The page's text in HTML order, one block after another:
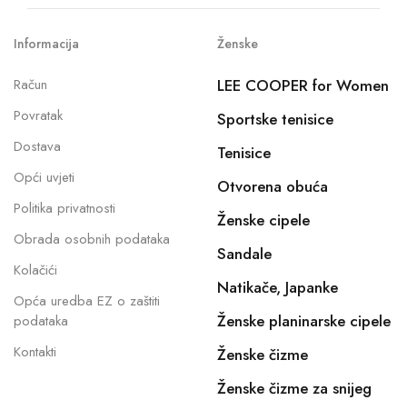
Informacija
Račun
Povratak
Dostava
Opći uvjeti
Politika privatnosti
Obrada osobnih podataka
Kolačići
Opća uredba EZ o zaštiti
podataka
Kontakti
Ženske
LEE COOPER for Women
Sportske tenisice
Tenisice
Otvorena obuća
Ženske cipele
Sandale
Natikače, Japanke
Ženske planinarske cipele
Ženske čizme
Ženske čizme za snijeg